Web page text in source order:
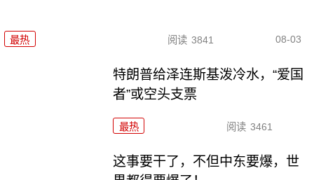
最热 阅读 3841 08-03
特朗普给泽连斯基泼冷水，“爱国
者”或空头支票
最热 阅读 3461
这事要干了，不但中东要爆，世